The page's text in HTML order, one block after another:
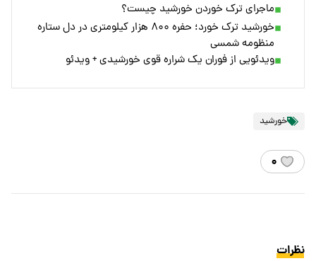
ماجرای ترک خوردن خورشید چیست؟
خورشید ترک خورد؛ حفره ۸۰۰ هزار کیلومتری در دل ستاره‌
منظومه شمسی
ویدئویی از فوران یک شراره قوی خورشیدی + ویدئو
خورشید
۰
نظرات